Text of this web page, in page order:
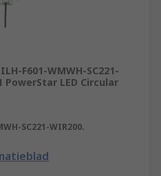
F601-WMWH-SC221-
PowerStar LED Circular
SC221-WIR200.